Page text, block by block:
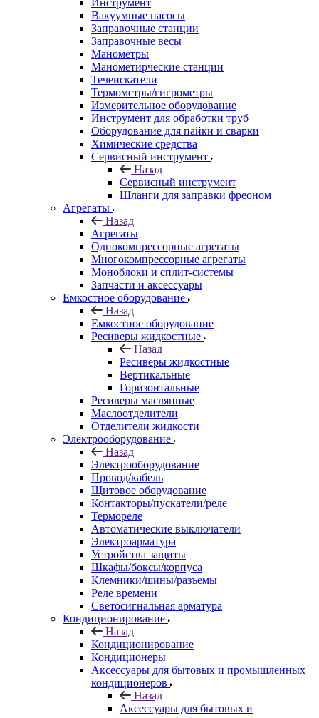
Инструмент
Вакуумные насосы
Заправочные станции
Заправочные весы
Манометры
Манометирческие станции
Течеискатели
Термометры/гигрометры
Измерительное оборудование
Инструмент для обработки труб
Оборудование для пайки и сварки
Химические средства
Сервисный инструмент
Назад
Сервисный инструмент
Шланги для заправки фреоном
Агрегаты
Назад
Агрегаты
Однокомпрессорные агрегаты
Многокомпрессорные агрегаты
Моноблоки и сплит-системы
Запчасти и аксессуары
Емкостное оборудование
Назад
Емкостное оборудование
Ресиверы жидкостные
Назад
Ресиверы жидкостные
Вертикальные
Горизонтальные
Ресиверы маслянные
Маслоотделители
Отделители жидкости
Электрооборудование
Назад
Электрооборудование
Провод/кабель
Щитовое оборудование
Контакторы/пускатели/реле
Термореле
Автоматические выключатели
Электроарматура
Устройства защиты
Шкафы/боксы/корпуса
Клемники/шины/разъемы
Реле времени
Светосигнальная арматура
Кондиционирование
Назад
Кондиционирование
Кондиционеры
Аксессуары для бытовых и промышленных
кондиционеров
Назад
Аксессуары для бытовых и